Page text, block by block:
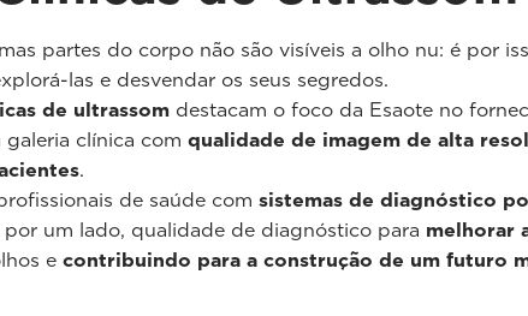
partes do corpo não são visíveis a olho nu: é por
las e desvendar os seus segredos.
de ultrassom destacam o foco da Esaote no
clínica com qualidade de imagem de alta
.
de saúde com sistemas de diagnóstico
por um lado, qualidade de diagnóstico para melhorar
e contribuindo para a construção de um futuro